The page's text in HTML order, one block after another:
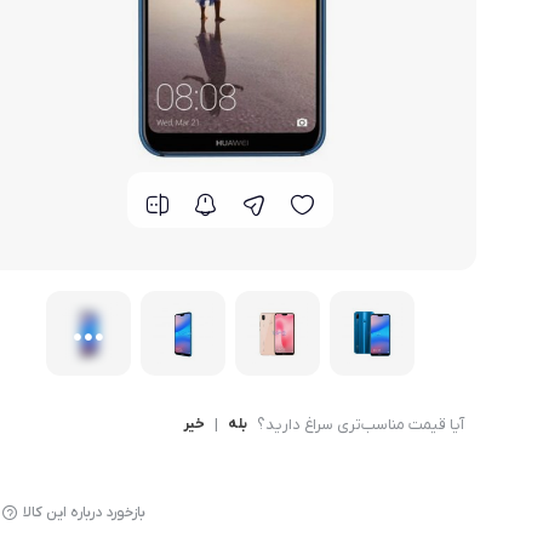
گوشی موتورولا
گوشی نوکیا
گوشی وان پلاس
گوشی اچ تی سی
گوشی کاترپیلار
آیا قیمت مناسب‌تری سراغ دارید؟ بله | خیر
بازخورد درباره این کالا